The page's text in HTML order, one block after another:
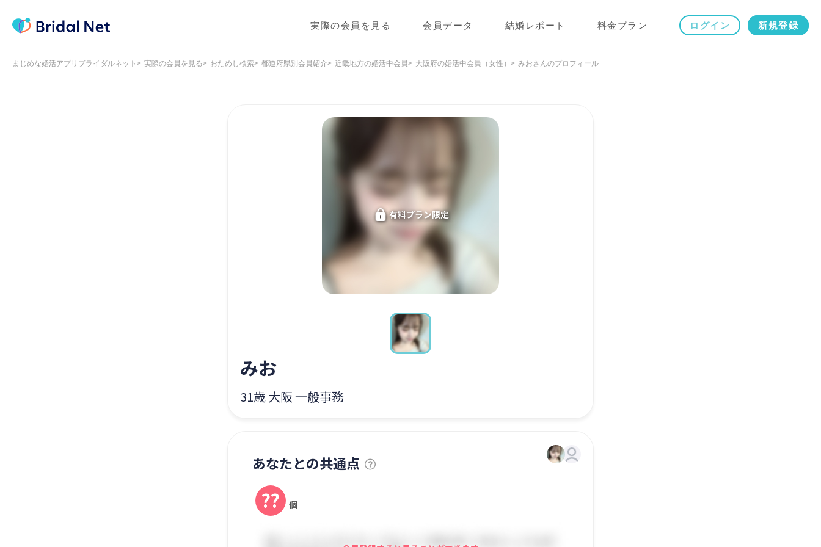
実際の会員を見る 会員データ 結婚レポート 料金プラン ログイン 新規登録
まじめな婚活アプリブライダルネット 実際の会員を見る おためし検索 都道府県別会員紹介 近畿地方の婚活中会員 大阪府の婚活中会員（女性） みおさんのプロフィール
有料プラン限定
みお
31歳 大阪 一般事務
あなたとの共通点
?? 個